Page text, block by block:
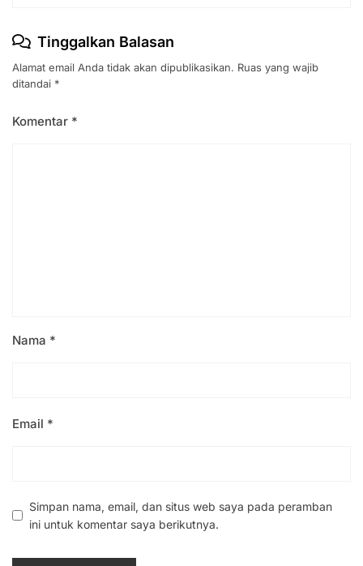
Tinggalkan Balasan
Alamat email Anda tidak akan dipublikasikan. Ruas yang wajib
ditandai *
Komentar *
Nama *
Email *
Simpan nama, email, dan situs web saya pada peramban
ini untuk komentar saya berikutnya.